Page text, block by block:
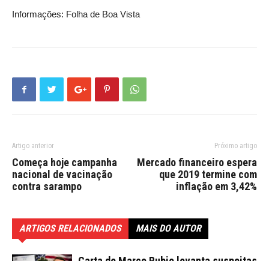
Informações: Folha de Boa Vista
Artigo anterior
Começa hoje campanha
nacional de vacinação
contra sarampo
Próximo artigo
Mercado financeiro espera
que 2019 termine com
inflação em 3,42%
ARTIGOS RELACIONADOS MAIS DO AUTOR